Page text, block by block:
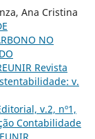
Ana Cristina
NO
Revista
v.
v.2, nº1,
Contabilidade